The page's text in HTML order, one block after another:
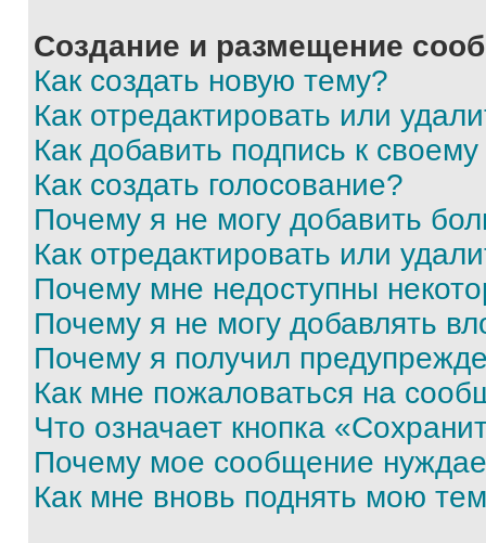
Создание и размещение
Как создать новую тему?
Как отредактировать или
Как добавить подпись к
Как создать голосование?
Почему я не могу добавить
Как отредактировать или
Почему мне недоступны
Почему я не могу добавлять
Почему я получил
Как мне пожаловаться на
Что означает кнопка
Почему мое сообщение
Как мне вновь поднять мою